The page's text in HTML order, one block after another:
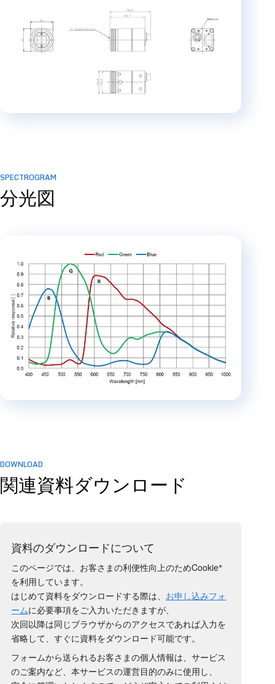
SPECTROGRAM
分光図
DOWNLOAD
関連資料ダウンロード
資料のダウンロードについて
このページでは、お客さまの利便性向上のためCookie※
を利用しています。
はじめて資料をダウンロードする際は、 お申し込みフォ
ームに必要事項をご入力いただきますが、
次回以降は同じブラウザからのアクセスであれば入力を
省略して、すぐに資料をダウンロード可能です。
フォームから送られるお客さまの個人情報は、サービス
のご案内など、本サービスの運営目的のみに使用し、